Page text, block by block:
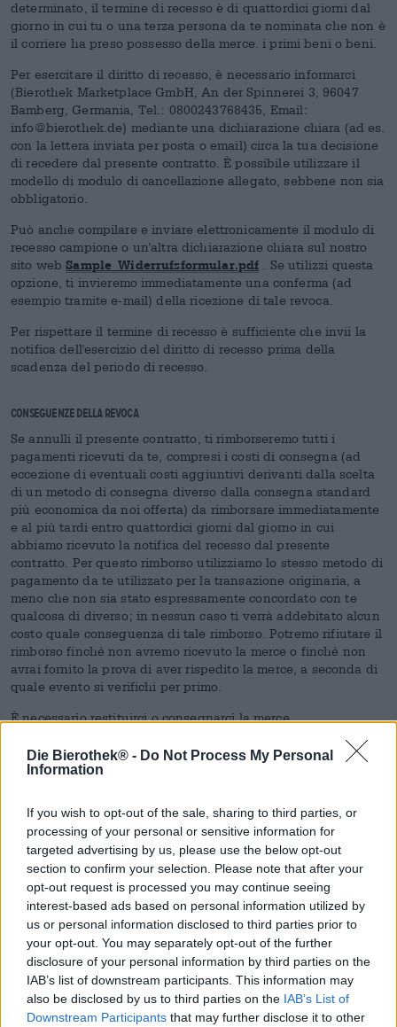
Die Bierothek® - Do Not Process My Personal
Information
If you wish to opt-out of the sale, sharing to third parties, or
processing of your personal or sensitive information for
targeted advertising by us, please use the below opt-out
section to confirm your selection. Please note that after your
opt-out request is processed you may continue seeing
interest-based ads based on personal information utilized by
us or personal information disclosed to third parties prior to
your opt-out. You may separately opt-out of the further
disclosure of your personal information by third parties on the
IAB’s list of downstream participants. This information may
also be disclosed by us to third parties on the IAB’s List of
Downstream Participants that may further disclose it to other
determinato, il termine di recesso è di quattordici giorni dal
giorno in cui tu o una terza persona da te nominata che non è
il corriere ha preso possesso della merce. i primi beni o beni.
Per esercitare il diritto di recesso, è necessario informarci
(Bierothek Marketplace GmbH, An der Spinnerei 3, 96047
Bamberg, Germania, Tel.: 0800243768435, Email:
info@bierothek.de) mediante una dichiarazione chiara (ad es.
con la lettera inviata per posta o email) circa la tua decisione
di recedere dal presente contratto. È possibile utilizzare il
modello di modulo di cancellazione allegato, sebbene non sia
obbligatorio.
Può anche compilare e inviare elettronicamente il modulo di
recesso campione o un'altra dichiarazione chiara sul nostro
sito webSample_Widerrufsformular.pdf . Se utilizzi questa
opzione, ti invieremo immediatamente una conferma (ad
esempio tramite e-mail) della ricezione di tale revoca.
Per rispettare il termine di recesso è sufficiente che invii la
notifica dell'esercizio del diritto di recesso prima della
scadenza del periodo di recesso.
Conseguenze della revoca
Se annulli il presente contratto, ti rimborseremo tutti i
pagamenti ricevuti da te, compresi i costi di consegna (ad
eccezione di eventuali costi aggiuntivi derivanti dalla scelta
di un metodo di consegna diverso dalla consegna standard
più economica da noi offerta) da rimborsare immediatamente
e al più tardi entro quattordici giorni dal giorno in cui
abbiamo ricevuto la notifica del recesso dal presente
contratto. Per questo rimborso utilizziamo lo stesso metodo di
pagamento da te utilizzato per la transazione originaria, a
meno che non sia stato espressamente concordato con te
qualcosa di diverso; in nessun caso ti verrà addebitato alcun
costo quale conseguenza di tale rimborso. Potremo rifiutare il
rimborso finché non avremo ricevuto la merce o finché non
avrai fornito la prova di aver rispedito la merce, a seconda di
quale evento si verifichi per primo.
È necessario restituirci o consegnarci la merce
giorni dal giorno in cui ci comunichi la risoluzione del
presente contratto. Il termine è rispettato se spedisci i beni
Sostieni i costi diretti della restituzione della merce.
Sei responsabile dell'eventuale perdita di valore dei beni solo
se tale perdita di valore è dovuta a una manipolazione
diversa da quella necessaria per stabilire la natura, le
caratteristiche e la funzionalità dei beni.
Esclusione o scadenza anticipata del diritto di recesso
Il diritto di recesso non si applica ai contratti per la consegna
di beni che possono deteriorarsi rapidamente o la cui data di
scadenza verrebbe superata rapidamente.